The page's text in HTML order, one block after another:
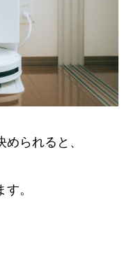
られると、
。